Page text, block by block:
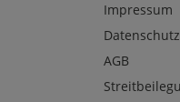
Impressum
Datenschutz
AGB